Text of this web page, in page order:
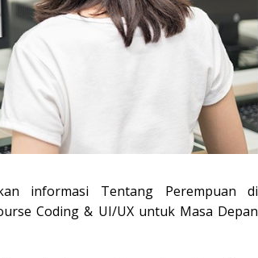
informasi Tentang Perempuan di
Coding & UI/UX untuk Masa Depan